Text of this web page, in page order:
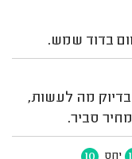
בדוד שמש.
מה לעשות,
סביר.